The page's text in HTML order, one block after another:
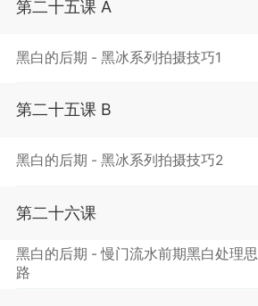
第二十五课 A
黑白的后期 - 黑冰系列拍摄技巧1
第二十五课 B
黑白的后期 - 黑冰系列拍摄技巧2
第二十六课
黑白的后期 - 慢门流水前期黑白处理思
路